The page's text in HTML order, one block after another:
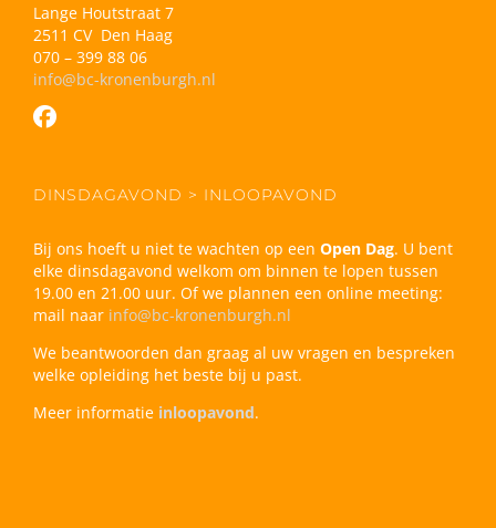
Lange Houtstraat 7
2511 CV Den Haag
070 – 399 88 06
info@bc-kronenburgh.nl
DINSDAGAVOND > INLOOPAVOND
Bij ons hoeft u niet te wachten op een Open Dag. U bent
elke dinsdagavond welkom om binnen te lopen tussen
19.00 en 21.00 uur. Of we plannen een online meeting:
mail naar info@bc-kronenburgh.nl
We beantwoorden dan graag al uw vragen en bespreken
welke opleiding het beste bij u past.
Meer informatie inloopavond.